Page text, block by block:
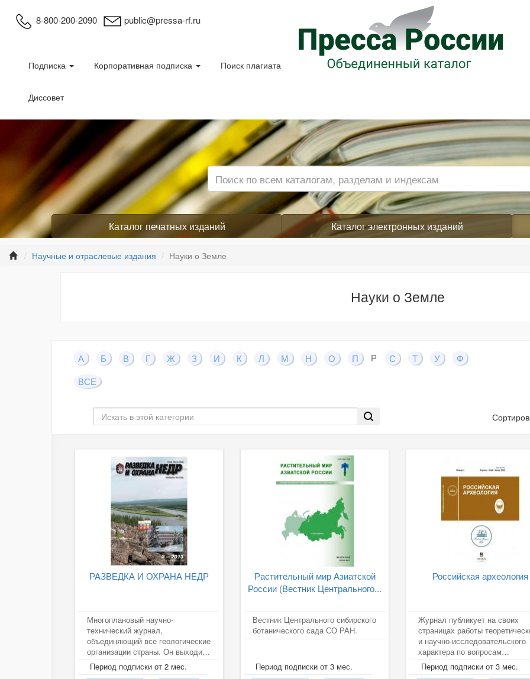
8-800-200-2090 public@pressa-rf.ru
Подписка Корпоративная подписка Поиск плагиата
Диссовет
Каталог печатных изданий Каталог электронных изданий
Научные и отраслевые издания Науки о Земле
Науки о Земле
А Б В Г Ж З И К Л М Н О П Р С Т У
Ф
ВСЕ
РАЗВЕДКА И ОХРАНА НЕДР
Многоплановый научно-
технический журнал,
объединяющий все геологические
организации страны. Он выходит
с июля 1931 г. является одним из
базовых...
Период подписки от 2 мес.
Растительный мир Азиатской
России (Вестник Центрального...
Вестник Центрального сибирского
ботанического сада СО РАН.
Период подписки от 3 мес.
Российская археология
Журнал публикует на своих
страницах работы
и научно-исследовательского
характера по вопросам
археологии и смежных
дисциплин,...
Период подписки от 3 мес.